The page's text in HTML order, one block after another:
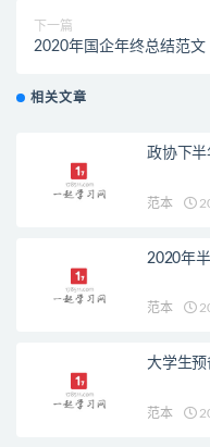
下一篇
2020年国企年终总结范文
相关文章
政协下
范本
2020年
范本
大学生
范本